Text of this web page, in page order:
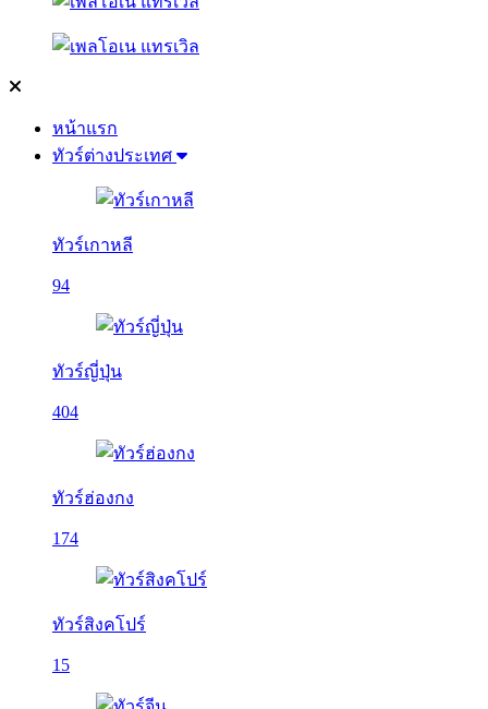
หน้าแรก
ทัวร์ต่างประเทศ
ทัวร์เกาหลี
94
ทัวร์ญี่ปุ่น
404
ทัวร์ฮ่องกง
174
ทัวร์สิงคโปร์
15